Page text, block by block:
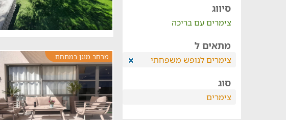
סיווג
צימרים עם בריכה
מתאים ל
צימרים לנופש משפחתי
סוג
צימרים
מרחב מוגן במתחם